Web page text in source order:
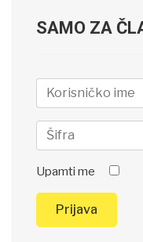
SAMO ZA
Upamti me
Prijava